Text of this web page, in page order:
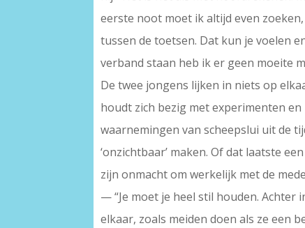
eerste noot moet ik altijd even
tussen de toetsen. Dat kun je voelen
verband staan heb ik er geen moeite
De twee jongens lijken in niets op
houdt zich bezig met experimenten
waarnemingen van scheepslui uit de
‘onzichtbaar’ maken. Of dat laatste
zijn onmacht om werkelijk met de
— “Je moet je heel stil houden. Achter
elkaar, zoals meiden doen als ze een